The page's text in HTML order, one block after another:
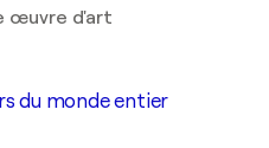
œuvre d'art
du monde entier